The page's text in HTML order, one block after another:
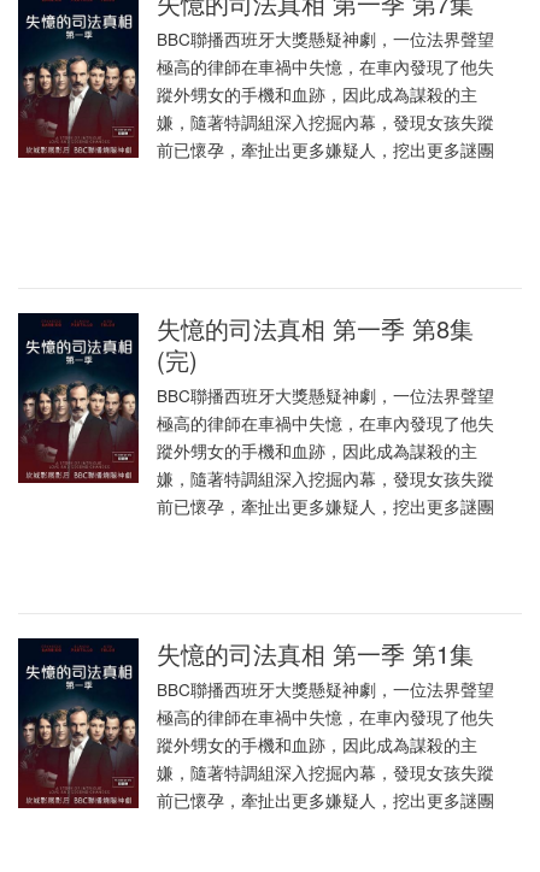
BBC聯播西班牙大獎懸疑神劇，一位法界聲望
極高的律師在車禍中失憶，在車內發現了他失
蹤外甥女的手機和血跡，因此成為謀殺的主
嫌，隨著特調組深入挖掘內幕，發現女孩失蹤
前已懷孕，牽扯出更多嫌疑人，挖出更多謎團
失憶的司法真相 第一季 第8集
(完)
BBC聯播西班牙大獎懸疑神劇，一位法界聲望
極高的律師在車禍中失憶，在車內發現了他失
蹤外甥女的手機和血跡，因此成為謀殺的主
嫌，隨著特調組深入挖掘內幕，發現女孩失蹤
前已懷孕，牽扯出更多嫌疑人，挖出更多謎團
失憶的司法真相 第一季 第1集
BBC聯播西班牙大獎懸疑神劇，一位法界聲望
極高的律師在車禍中失憶，在車內發現了他失
蹤外甥女的手機和血跡，因此成為謀殺的主
嫌，隨著特調組深入挖掘內幕，發現女孩失蹤
前已懷孕，牽扯出更多嫌疑人，挖出更多謎團